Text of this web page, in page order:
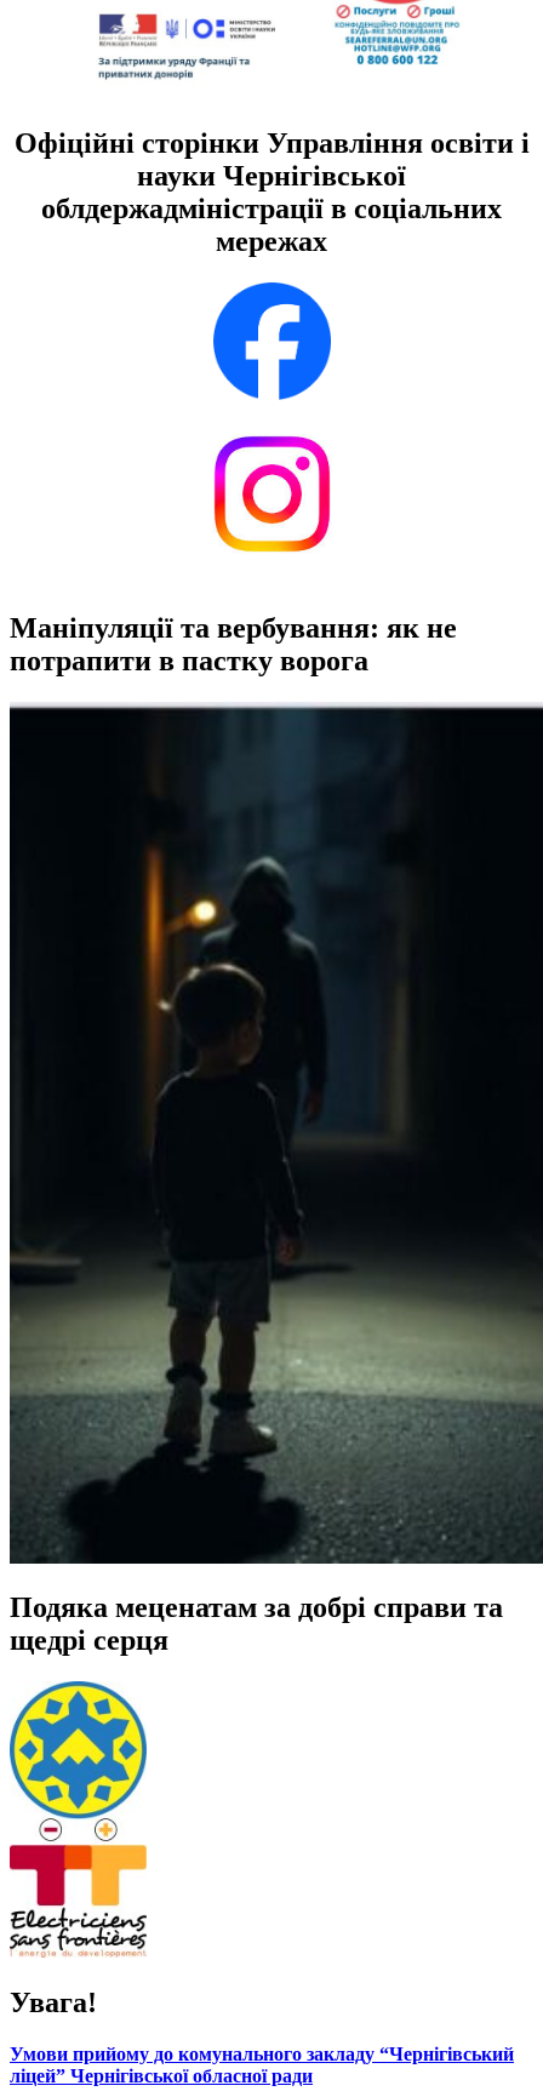
Офіційні сторінки Управління освіти і
науки Чернігівської
облдержадміністрації в соціальних
мережах
Маніпуляції та вербування: як не
потрапити в пастку ворога
Подяка меценатам за добрі справи та
щедрі серця
Увага!
Умови прийому до комунального закладу “Чернігівський
ліцей” Чернігівської обласної ради